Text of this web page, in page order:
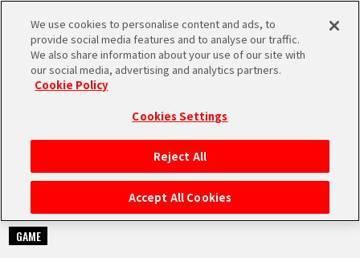
MEN
HOME
NEWS
NEWS
2023.05.10
GAME
We use cookies to personalise content and ads, to
provide social media features and to analyse our traffic.
We also share information about your use of our site with
our social media, advertising and analytics partners.
Cookie Policy
Cookies Settings
Reject All
Accept All Cookies